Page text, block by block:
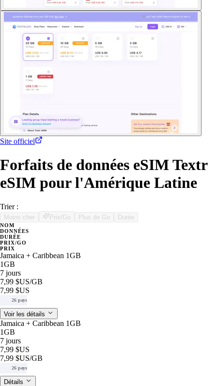
Site officiel
Forfaits de données eSIM Textr
eSIM pour l'Amérique Latine
Trier :
Moins cher Prix/Go Plus de Go Durée
NOM
DONNÉES
DURÉE
PRIX/GO
PRIX
Jamaica + Caribbean 1GB
1GB
7 jours
7,99 $US/GB
7,99 $US
26 pays
Voir les détails
Jamaica + Caribbean 1GB
1GB
7 jours
7,99 $US
7,99 $US/GB
26 pays
Détails